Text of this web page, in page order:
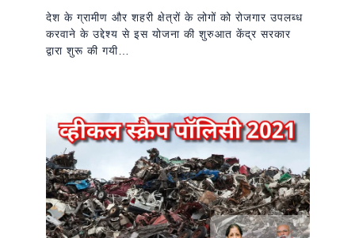
देश के ग्रामीण और शहरी क्षेत्रों के लोगों को रोजगार उपलब्ध
करवाने के उद्देश्य से इस योजना की शुरुआत केंद्र सरकार
द्वारा शुरू की गयी…